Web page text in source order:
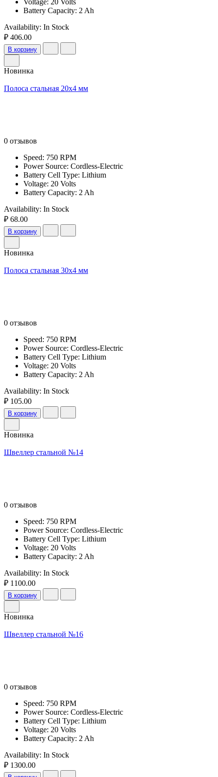
Battery Capacity: 2 Ah
Availability: In Stock
₽ 406.00
В корзину
Новинка
Полоса стальная 20х4 мм
0 отзывов
Speed: 750 RPM
Power Source: Cordless-Electric
Battery Cell Type: Lithium
Voltage: 20 Volts
Battery Capacity: 2 Ah
Availability: In Stock
₽ 68.00
В корзину
Новинка
Полоса стальная 30х4 мм
0 отзывов
Speed: 750 RPM
Power Source: Cordless-Electric
Battery Cell Type: Lithium
Voltage: 20 Volts
Battery Capacity: 2 Ah
Availability: In Stock
₽ 105.00
В корзину
Новинка
Швеллер стальной №14
0 отзывов
Speed: 750 RPM
Power Source: Cordless-Electric
Battery Cell Type: Lithium
Voltage: 20 Volts
Battery Capacity: 2 Ah
Availability: In Stock
₽ 1100.00
В корзину
Новинка
Швеллер стальной №16
0 отзывов
Speed: 750 RPM
Power Source: Cordless-Electric
Battery Cell Type: Lithium
Voltage: 20 Volts
Battery Capacity: 2 Ah
Availability: In Stock
₽ 1300.00